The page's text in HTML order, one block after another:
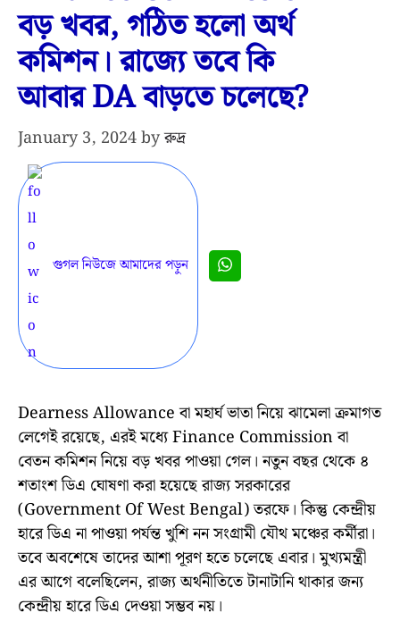
বড় খবর, গঠিত হলো অর্থ
কমিশন। রাজ্যে তবে কি
আবার DA বাড়তে চলেছে?
January 3, 2024byরুদ্র
গুগল নিউজে আমাদের পড়ুন
Dearness Allowance বা মহার্ঘ ভাতা নিয়ে ঝামেলা ক্রমাগত
লেগেই রয়েছে, এরই মধ্যে Finance Commission বা
বেতন কমিশন নিয়ে বড় খবর পাওয়া গেল। নতুন বছর থেকে ৪
শতাংশ ডিএ ঘোষণা করা হয়েছে রাজ্য সরকারের
(Government Of West Bengal) তরফে। কিন্তু কেন্দ্রীয়
হারে ডিএ না পাওয়া পর্যন্ত খুশি নন সংগ্রামী যৌথ মঞ্চের কর্মীরা।
তবে অবশেষে তাদের আশা পূরণ হতে চলেছে এবার। মুখ্যমন্ত্রী
এর আগে বলেছিলেন, রাজ্য অর্থনীতিতে টানাটানি থাকার জন্য
কেন্দ্রীয় হারে ডিএ দেওয়া সম্ভব নয়।